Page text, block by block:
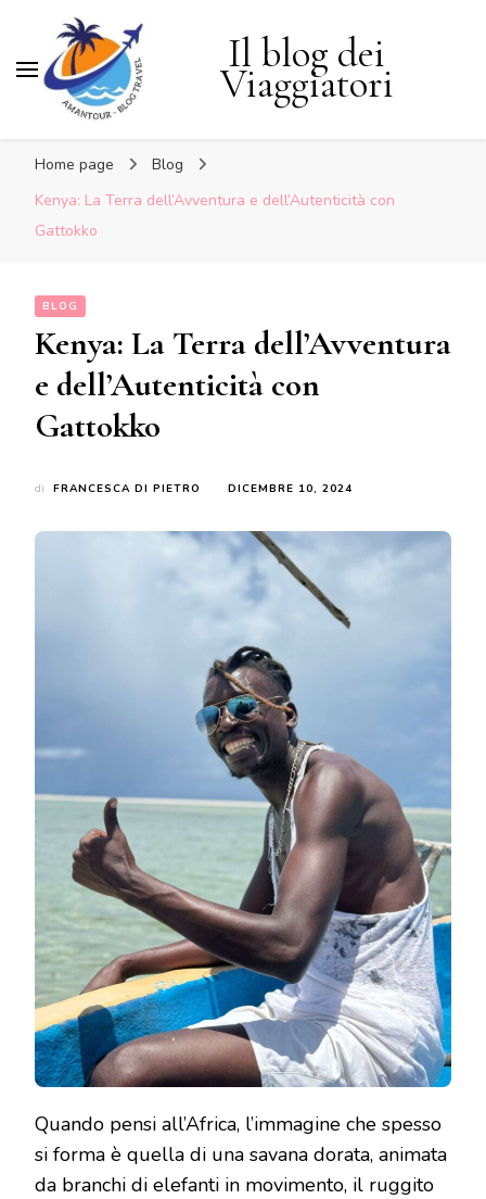
Il blog dei
Viaggiatori
Home page
Blog
Kenya: La Terra dell’Avventura e dell’Autenticità con
Gattokko
BLOG
Kenya: La Terra dell’Avventura
e dell’Autenticità con
Gattokko
di FRANCESCA DI PIETRO DICEMBRE 10, 2024
Quando pensi all’Africa, l’immagine che spesso
si forma è quella di una savana dorata, animata
da branchi di elefanti in movimento, il ruggito